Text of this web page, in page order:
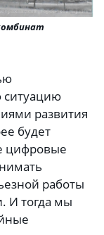
ситуацию
развития
будет
цифровые
работы
И тогда мы